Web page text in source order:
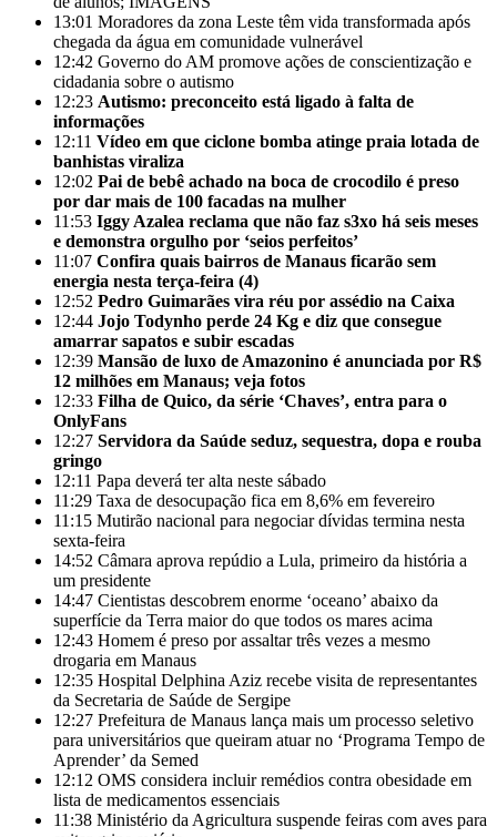
13:01 Moradores da zona Leste têm vida transformada após
chegada da água em comunidade vulnerável
12:42 Governo do AM promove ações de conscientização e
cidadania sobre o autismo
12:23 Autismo: preconceito está ligado à falta de
informações
12:11 Vídeo em que ciclone bomba atinge praia lotada de
banhistas viraliza
12:02 Pai de bebê achado na boca de crocodilo é preso
por dar mais de 100 facadas na mulher
11:53 Iggy Azalea reclama que não faz s3xo há seis meses
e demonstra orgulho por ‘seios perfeitos’
11:07 Confira quais bairros de Manaus ficarão sem
energia nesta terça-feira (4)
12:52 Pedro Guimarães vira réu por assédio na Caixa
12:44 Jojo Todynho perde 24 Kg e diz que consegue
amarrar sapatos e subir escadas
12:39 Mansão de luxo de Amazonino é anunciada por R$
12 milhões em Manaus; veja fotos
12:33 Filha de Quico, da série ‘Chaves’, entra para o
OnlyFans
12:27 Servidora da Saúde seduz, sequestra, dopa e rouba
gringo
12:11 Papa deverá ter alta neste sábado
11:29 Taxa de desocupação fica em 8,6% em fevereiro
11:15 Mutirão nacional para negociar dívidas termina nesta
sexta-feira
14:52 Câmara aprova repúdio a Lula, primeiro da história a
um presidente
14:47 Cientistas descobrem enorme ‘oceano’ abaixo da
superfície da Terra maior do que todos os mares acima
12:43 Homem é preso por assaltar três vezes a mesmo
drogaria em Manaus
12:35 Hospital Delphina Aziz recebe visita de representantes
da Secretaria de Saúde de Sergipe
12:27 Prefeitura de Manaus lança mais um processo seletivo
para universitários que queiram atuar no ‘Programa Tempo de
Aprender’ da Semed
12:12 OMS considera incluir remédios contra obesidade em
lista de medicamentos essenciais
11:38 Ministério da Agricultura suspende feiras com aves para